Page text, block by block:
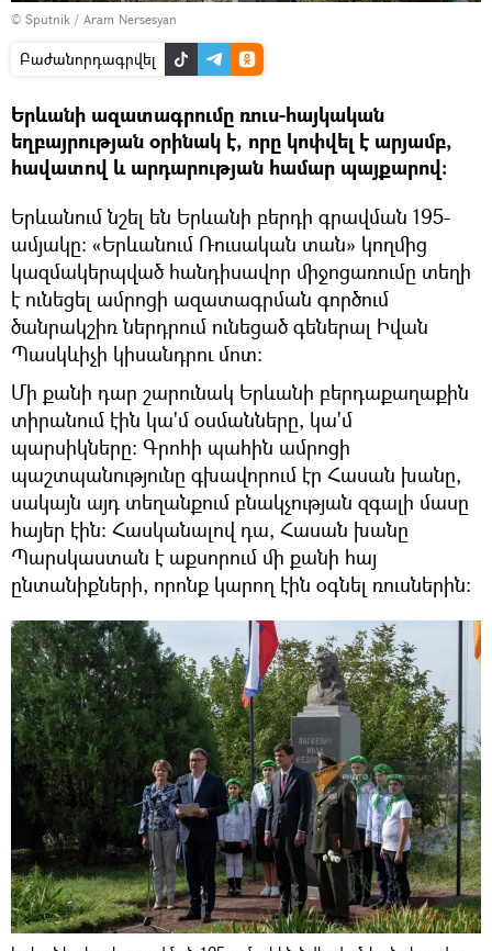
© Sputnik / Aram Nersesyan
Բաժանորդագրվել
Երևանի ազատագրումը ռուս-հայկական
եղբայրության օրինակ է, որը կոփվել է արյամբ,
հավատով և արդարության համար պայքարով։
Երևանում նշել են Երևանի բերդի գրավման 195-
ամյակը։ «Երևանում Ռուսական տան» կողմից
կազմակերպված հանդիսավոր միջոցառումը տեղի
է ունեցել ամրոցի ազատագրման գործում
ծանրակշիռ ներդրում ունեցած գեներալ Իվան
Պասկևիչի կիսանդրու մոտ։
Մի քանի դար շարունակ Երևանի բերդաքաղաքին
տիրանում էին կա'մ օսմանները, կա'մ
պարսիկները։ Գրոհի պահին ամրոցի
պաշտպանությունը գխավորում էր Հասան խանը,
սակայն այդ տեղանքում բնակչության զգալի մասը
հայեր էին։ Հասկանալով դա, Հասան խանը
Պարսկաստան է աքսորում մի քանի հայ
ընտանիքների, որոնք կարող էին օգնել ռուսներին։